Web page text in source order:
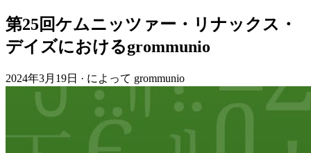
第25回ケムニッツァー・リナックス・
デイズにおけるgrommunio
2024年3月19日 · によって grommunio